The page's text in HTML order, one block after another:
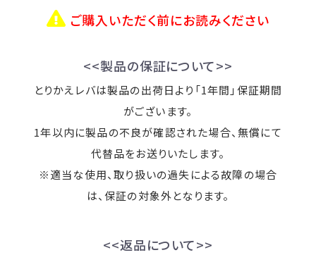
ご購入いただく前にお読みください
<<製品の保証について>>
とりかえレバは製品の出荷日より「1年間」保証期間
がございます。
1年以内に製品の不良が確認された場合、無償にて
代替品をお送りいたします。
※適当な使用、取り扱いの過失による故障の場合
は、保証の対象外となります。
<<返品について>>